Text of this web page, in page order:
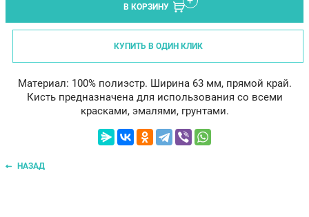
В КОРЗИНУ
КУПИТЬ В ОДИН КЛИК
Материал: 100% полиэстр. Ширина 63 мм, прямой край.
Кисть предназначена для использования со всеми
красками, эмалями, грунтами.
НАЗАД